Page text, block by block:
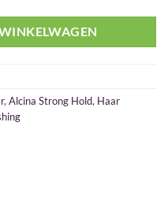
, Alcina Strong Hold, Haar